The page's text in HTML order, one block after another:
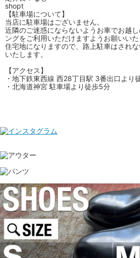
shopt
【駐車場について】
当店に駐車場はございません。
近隣のご迷惑にならないようお車でお越
ングをご利用いただけますようお願いいた
住宅地になりますので、路上駐車はされ
いたします。
【アクセス】
・地下鉄東西線 西28丁目駅 3番出口より
・北海道神宮 駐車場より徒歩5分